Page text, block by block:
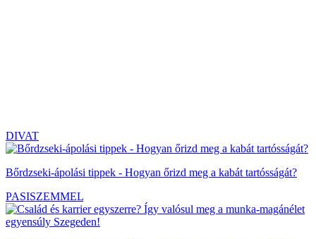
DIVAT
Bőrdzseki-ápolási tippek - Hogyan őrizd meg a kabát tartósságát?
PASISZEMMEL